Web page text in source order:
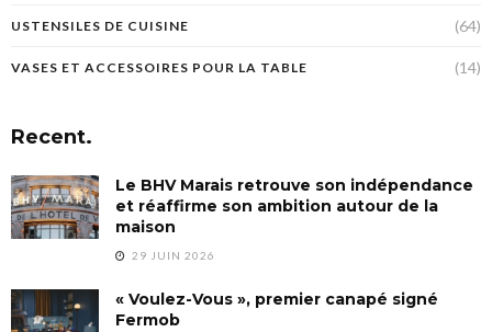
USTENSILES DE CUISINE (64)
VASES ET ACCESSOIRES POUR LA TABLE (14)
Recent.
Le BHV Marais retrouve son indépendance
et réaffirme son ambition autour de la
maison
29 JUIN 2026
« Voulez-Vous », premier canapé signé
Fermob